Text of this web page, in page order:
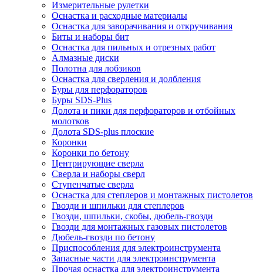
Измерительные рулетки
Оснастка и расходные материалы
Оснастка для заворачивания и откручивания
Биты и наборы бит
Оснастка для пильных и отрезных работ
Алмазные диски
Полотна для лобзиков
Оснастка для сверления и долбления
Буры для перфораторов
Буры SDS-Plus
Долота и пики для перфораторов и отбойных
молотков
Долота SDS-plus плоские
Коронки
Коронки по бетону
Центрирующие сверла
Сверла и наборы сверл
Ступенчатые сверла
Оснастка для степлеров и монтажных пистолетов
Гвозди и шпильки для степлеров
Гвозди, шпильки, скобы, дюбель-гвозди
Гвозди для монтажных газовых пистолетов
Дюбель-гвозди по бетону
Приспособления для электроинструмента
Запасные части для электроинструмента
Прочая оснастка для электроинструмента